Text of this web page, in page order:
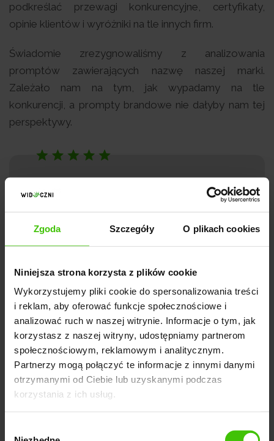
Zgoda Szczegóły O plikach cookies
Niniejsza strona korzysta z plików cookie
Wykorzystujemy pliki cookie do spersonalizowania treści
i reklam, aby oferować funkcje społecznościowe i
analizować ruch w naszej witrynie. Informacje o tym, jak
korzystasz z naszej witryny, udostępniamy partnerom
społecznościowym, reklamowym i analitycznym.
Partnerzy mogą połączyć te informacje z innymi danymi
otrzymanymi od Ciebie lub uzyskanymi podczas
korzystania z ich usług.
podkreślać przewagi konkurencyjne, certyfikaty,
opinie klientów i wyróżniki na tle innych firm.
Świadomie zrezygnowaliśmy z analizowania
promptów zawierających nazwę naszej marki.
Zależało nam na tym, jak wypadamy na tle
konkurencji, a prompty brandowe nie dałyby nam tej
perspektywy.
„Prompty bez nazwy marki mówią więcej
prawdy o popycie niż cały monitoring
brandowy. Pokazują, czego Twoi
potencjalni klienci szukają, zanim wiedzą,
konkurenci śledzą tylko siebie, Ty masz
szerszą perspektywę – widzisz nie tylko
kogoś, kto szuka Ciebie, ale kogoś, kto
szuka rozwiązania problemu, który
rozwiązujesz, tyle że jeszcze nie wie, że
to właśnie Ty możesz go rozwiązać.”
— Igor Adamski, ekspert SEO AI, agencja
widoczni